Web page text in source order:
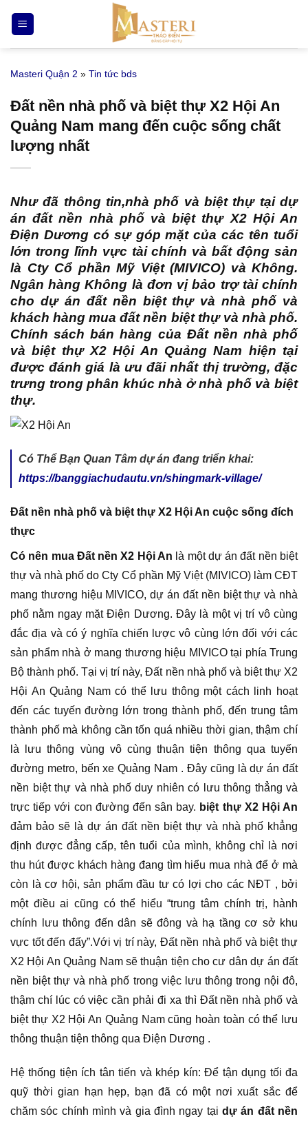
qua
nội
Masteri Quận 2 » Tin tức bds
Đất nền nhà phố và biệt thự X2 Hội An
Quảng Nam mang đến cuộc sống chất
lượng nhất
Như đã thông tin,nhà phố và biệt thự tại dự
án đất nền nhà phố và biệt thự X2 Hội An
Điện Dương có sự góp mặt của các tên tuổi
lớn trong lĩnh vực tài chính và bất động sản
là Cty Cổ phần Mỹ Việt (MIVICO) và Không.
Ngân hàng Không là đơn vị bảo trợ tài chính
cho dự án đất nền biệt thự và nhà phố và
khách hàng mua đất nền biệt thự và nhà phố.
Chính sách bán hàng của Đất nền nhà phố
và biệt thự X2 Hội An Quảng Nam hiện tại
được đánh giá là ưu đãi nhất thị trường, đặc
trưng trong phân khúc nhà ở nhà phố và biệt
thự.
Có Thể Bạn Quan Tâm dự án đang triển khai:
https://banggiachudautu.vn/shingmark-village/
Đất nền nhà phố và biệt thự X2 Hội An cuộc sống đích
thực
Có nên mua Đất nền X2 Hội An là một dự án đất nền biệt
thự và nhà phố do Cty Cổ phần Mỹ Việt (MIVICO) làm CĐT
mang thương hiệu MIVICO, dự án đất nền biệt thự và nhà
phố nằm ngay mặt Điện Dương. Đây là một vị trí vô cùng
đắc địa và có ý nghĩa chiến lược vô cùng lớn đối với các
sản phẩm nhà ở mang thương hiệu MIVICO tại phía Trung
Bộ thành phố. Tại vị trí này, Đất nền nhà phố và biệt thự X2
Hội An Quảng Nam có thể lưu thông một cách linh hoạt
đến các tuyến đường lớn trong thành phố, đến trung tâm
thành phố mà không cần tốn quá nhiều thời gian, thậm chí
là lưu thông vùng vô cùng thuận tiện thông qua tuyến
đường metro, bến xe Quảng Nam . Đây cũng là dự án đất
nền biệt thự và nhà phố duy nhiên có lưu thông thẳng và
trực tiếp với con đường đến sân bay. biệt thự X2 Hội An
đảm bảo sẽ là dự án đất nền biệt thự và nhà phố khẳng
định được đẳng cấp, tên tuổi của mình, không chỉ là nơi
thu hút được khách hàng đang tìm hiểu mua nhà để ở mà
còn là cơ hội, sản phẩm đầu tư có lợi cho các NĐT , bởi
một điều ai cũng có thể hiểu “trung tâm chính trị, hành
chính lưu thông đến dân sẽ đông và hạ tầng cơ sở khu
vực tốt đến đấy”.Với vị trí này, Đất nền nhà phố và biệt thự
X2 Hội An Quảng Nam sẽ thuận tiện cho cư dân dự án đất
nền biệt thự và nhà phố trong việc lưu thông trong nội đô,
thậm chí lúc có việc cần phải đi xa thì Đất nền nhà phố và
biệt thự X2 Hội An Quảng Nam cũng hoàn toàn có thể lưu
thông thuận tiện thông qua Điện Dương .
Hệ thống tiện ích tân tiến và khép kín: Để tận dụng tối đa
quỹ thời gian hạn hẹp, bạn đã có một nơi xuất sắc để
chăm sóc chính mình và gia đình ngay tại dự án đất nền